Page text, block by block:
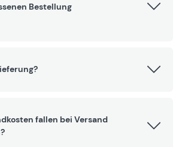
Bestellung
fallen bei Versand